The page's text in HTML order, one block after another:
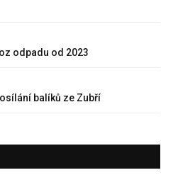
odpadu od 2023
balíků ze Zubří